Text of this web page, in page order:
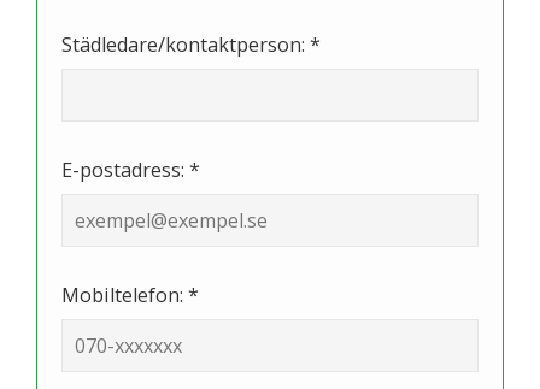
Städledare/kontaktperson: *
E-postadress: *
Mobiltelefon: *